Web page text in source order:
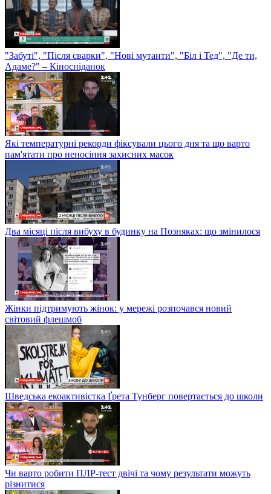
"Забуті", "Після сварки", "Нові мутанти", "Біл і Тед", "Де ти,
Адаме?" – Кіносніданок
Які температурні рекорди фіксували цього дня та що варто
пам'ятати про неносіння захисних масок
Два місяці після вибуху в будинку на Позняках: що змінилося
Жінки підтримують жінок: у мережі розпочався новий
світовий флешмоб
Шведська екоактивістка Ґрета Тунберг повертається до школи
Чи варто робити ПЛР-тест двічі та чому результати можуть
різнитися